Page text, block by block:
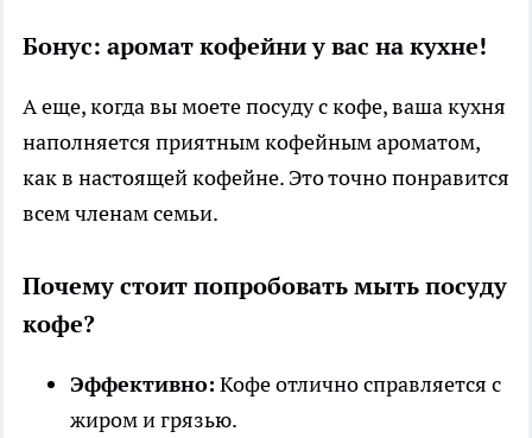
Бонус: аромат кофейни у вас на кухне!
А еще, когда вы моете посуду с кофе, ваша кухня
наполняется приятным кофейным ароматом,
как в настоящей кофейне. Это точно понравится
всем членам семьи.
Почему стоит попробовать мыть посуду
кофе?
Эффективно: Кофе отлично справляется с
жиром и грязью.